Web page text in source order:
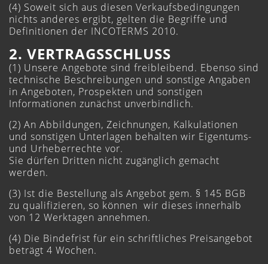
(4) Soweit sich aus diesen Verkaufsbedingungen
nichts anderes ergibt, gelten die Begriffe und
Definitionen der INCOTERMS 2010.
2. VERTRAGSSCHLUSS
(1) Unsere Angebote sind freibleibend. Ebenso sind
technische Beschreibungen und sonstige Angaben
in Angeboten, Prospekten und sonstigen
Informationen zunächst unverbindlich.
(2) An Abbildungen, Zeichnungen, Kalkulationen
und sonstigen Unterlagen behalten wir Eigentums-
und Urheberrechte vor.
Sie dürfen Dritten nicht zugänglich gemacht
werden.
(3) Ist die Bestellung als Angebot gem. § 145 BGB
zu qualifizieren, so können wir dieses innerhalb
von 12 Werktagen annehmen.
(4) Die Bindefrist für ein schriftliches Preisangebot
beträgt 4 Wochen.